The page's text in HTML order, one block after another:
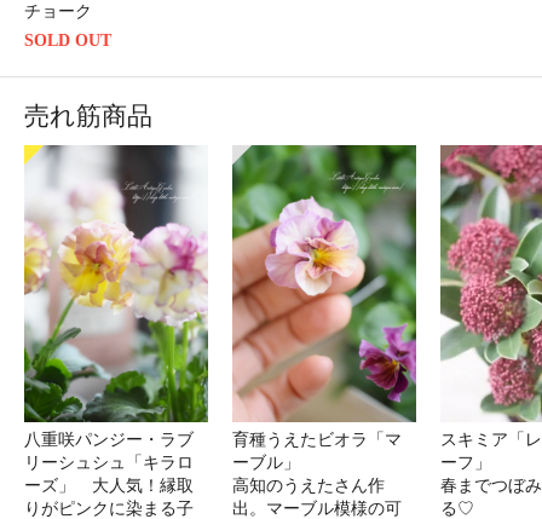
チョーク
SOLD OUT
売れ筋商品
八重咲パンジー・ラブ
リーシュシュ「キラロ
ーズ」 大人気！縁取
りがピンクに染まる子
育種うえたビオラ「マ
ーブル」
高知のうえたさん作
出。マーブル模様の可
スキミア「
ーフ」
春までつぼ
る♡